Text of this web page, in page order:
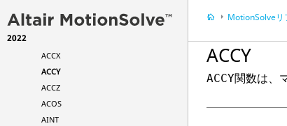
2022
ABS
ACCX
ACCY
ACCZ
ACOS
AINT
MotionSolveリ
ACCY
ACCY関数は、